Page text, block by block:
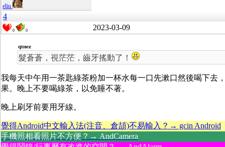
eliu
4
0 0 2023-03-09
qtnez
髮蒼蒼，視茫茫，齒牙搖動了！
我每天中午用一茶匙綠茶粉加一杯水每一口先漱口然後喝下去
果。晚上不要喝綠茶，以免睡不著。
晚上刷牙前要用牙線。
覺得Android中文輸入法(注音、倉頡)不易輸入？→ gcin Android
手機照相看照片不方便？→ AndCamera